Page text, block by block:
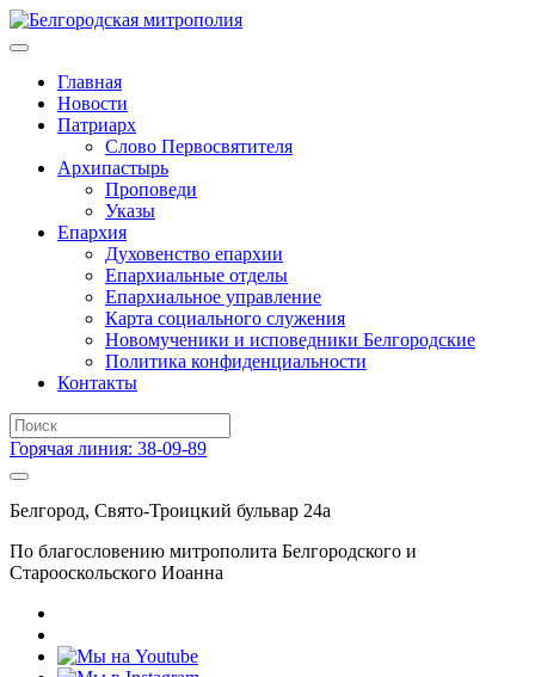
Главная
Новости
Патриарх
Слово Первосвятителя
Архипастырь
Проповеди
Указы
Епархия
Духовенство епархии
Епархиальные отделы
Епархиальное управление
Карта социального служения
Новомученики и исповедники Белгородские
Политика конфиденциальности
Контакты
Горячая линия: 38-09-89
Белгород, Свято-Троицкий бульвар 24а
По благословению митрополита Белгородского и
Старооскольского Иоанна